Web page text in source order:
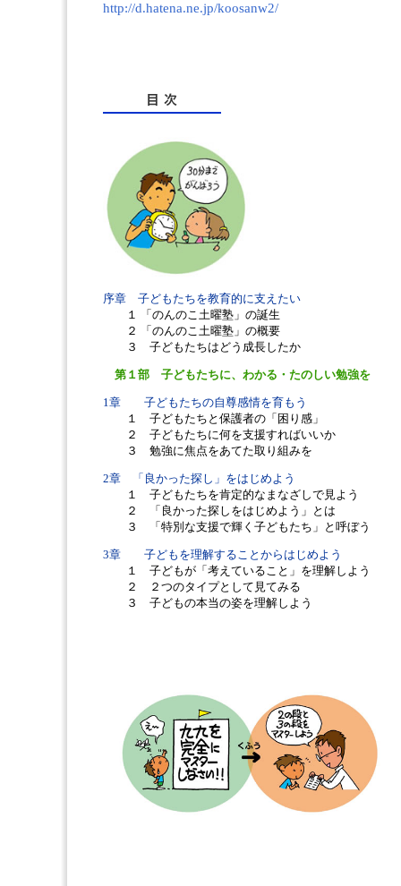
http://d.hatena.ne.jp/koosanw2/
序章 子どもたちを教育的に支えたい
１ 「のんのこ土曜塾」の誕生
２ 「のんのこ土曜塾」の概要
３ 子どもたちはどう成長したか
第１部 子どもたちに、わかる・たのしい勉強を
1章 子どもたちの自尊感情を育もう
１ 子どもたちと保護者の「困り感」
２ 子どもたちに何を支援すればいいか
３ 勉強に焦点をあてた取り組みを
2章 「良かった探し」をはじめよう
１ 子どもたちを肯定的なまなざしで見よう
２ 「良かった探しをはじめよう」とは
３ 「特別な支援で輝く子どもたち」と呼ぼう
3章 子どもを理解することからはじめよう
１ 子どもが「考えていること」を理解しよう
２ ２つのタイプとして見てみる
３ 子どもの本当の姿を理解しよう